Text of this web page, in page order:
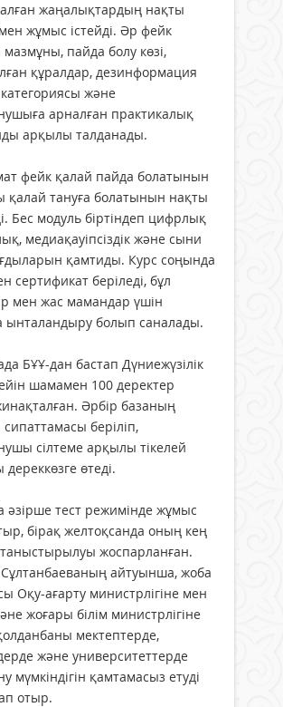
жаңалықтардың нақты
жұмыс істейді. Әр фейк
пайда болу көзі,
құралдар, дезинформация
және
арналған практикалық
арқылы талданады.
фейк қалай пайда болатынын
қалай тануға болатынын нақты
Бес модуль біртіндеп цифрлық
медиақауіпсіздік және сыни
қамтиды. Курс соңында
сертификат беріледі, бұл
мен жас мамандар үшін
ынталандыру болып саналады.
БҰҰ-дан бастап Дүниежүзілік
шамамен 100 деректер
Әрбір базаның
беріліп,
сілтеме арқылы тікелей
өтеді.
әзірше тест режимінде жұмыс
бірақ желтоқсанда оның кең
жоспарланған.
айтуынша, жоба
Оқу-ағарту министрлігіне мен
жоғары білім министрлігіне
мектептерде,
және университеттерде
мүмкіндігін қамтамасыз етуді
отыр.